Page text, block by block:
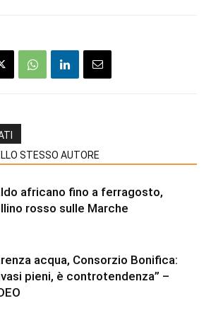
STESSO AUTORE
africano fino a ferragosto,
rosso sulle Marche
acqua, Consorzio Bonifica:
pieni, è controtendenza” –